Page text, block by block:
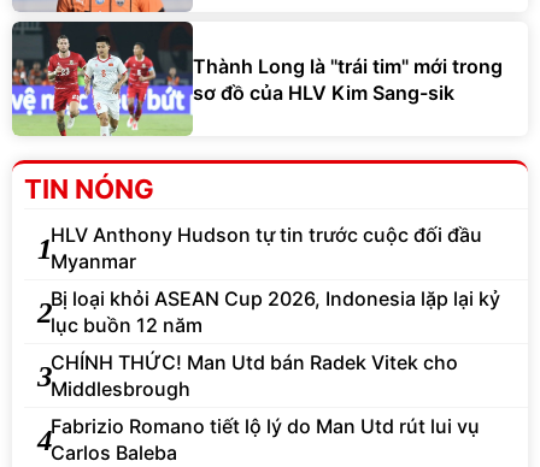
Thành Long là "trái tim" mới trong
sơ đồ của HLV Kim Sang-sik
TIN NÓNG
1HLV Anthony Hudson tự tin trước cuộc đối đầu
Myanmar
2Bị loại khỏi ASEAN Cup 2026, Indonesia lặp lại kỷ
lục buồn 12 năm
3CHÍNH THỨC! Man Utd bán Radek Vitek cho
Middlesbrough
4Fabrizio Romano tiết lộ lý do Man Utd rút lui vụ
Carlos Baleba